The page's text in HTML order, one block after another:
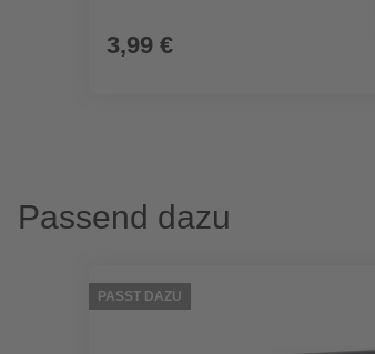
3,99 €
Passend dazu
PASST DAZU